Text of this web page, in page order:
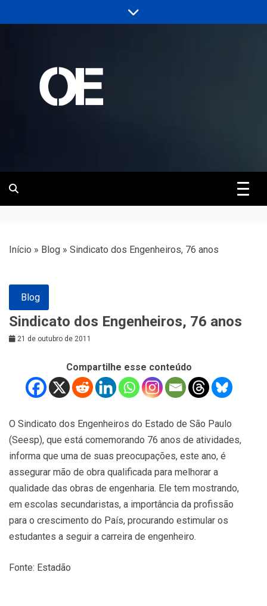
to
Revista | O
Empreiteiro
Início » Blog » Sindicato dos Engenheiros, 76 anos
Blog
Sindicato dos Engenheiros, 76 anos
21 de outubro de 2011
Compartilhe esse conteúdo
O Sindicato dos Engenheiros do Estado de São Paulo
(Seesp), que está comemorando 76 anos de atividades,
informa que uma de suas preocupações, este ano, é
assegurar mão de obra qualificada para melhorar a
qualidade das obras de engenharia. Ele tem mostrando,
em escolas secundaristas, a importância da profissão
para o crescimento do País, procurando estimular os
estudantes a seguir a carreira de engenheiro.
Fonte: Estadão